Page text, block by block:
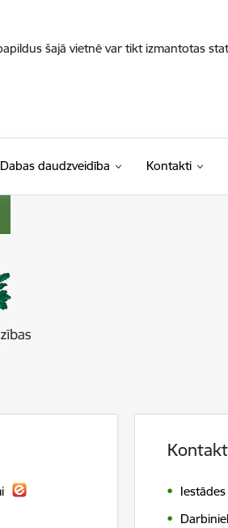
šajā vietnē var tikt izmantotas
Dabas daudzveidība Kontakti